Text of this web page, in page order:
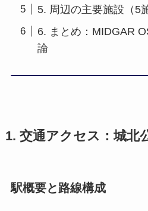
5. 周辺の主要施設（5
6. まとめ：MIDGAR
論
1. 交通アクセス：城北
駅概要と路線構成